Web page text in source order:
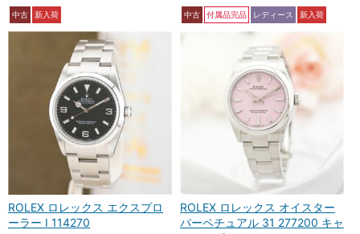
中古 新入荷
ROLEX ロレックス エクスプロ
ーラー I 114270
中古 付属品完品 レディース 新入荷
ROLEX ロレックス オイスター
パーペチュアル 31 277200 キャ